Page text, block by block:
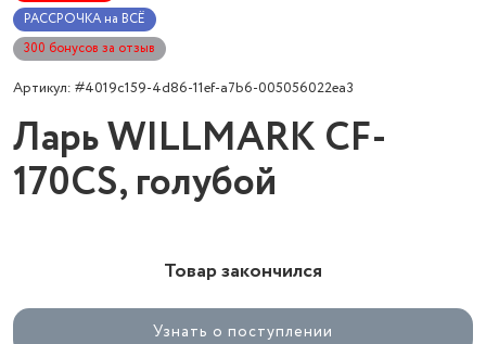
РАССРОЧКА на ВСЁ
300 бонусов за отзыв
Артикул: #4019c159-4d86-11ef-a7b6-005056022ea3
Ларь WILLMARK CF-
170CS, голубой
Товар закончился
Узнать о поступлении